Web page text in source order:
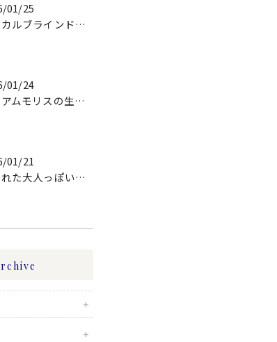
01/25
バーチカルブラインドのレース付きツーウェイスタイル
01/24
ウィリアムモリスの生地ででバランスを製作しました。
01/21
洗練された大人っぽい空間。